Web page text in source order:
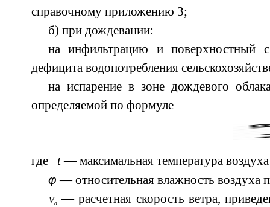
справочному приложению 3;
б) при дождевании:
на инфильтрацию и
дефицита водопотребления
на испарение в зоне дождевого
определяемой по формуле
где t— максимальная температура
φ — относительная влажность воздуха
va — расчетная скорость ветра,